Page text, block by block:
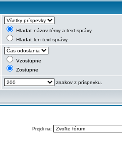
Hľadať názov témy a text správy.
Hľadať len text správy.
Vzostupne
Zostupne
znakov z príspevku.
Prejdi na: